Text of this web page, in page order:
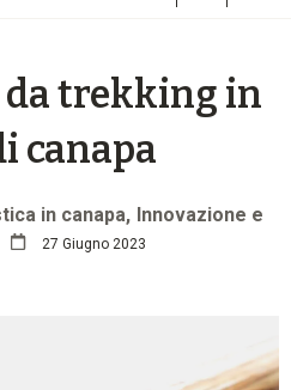
trekking in
canapa
in canapa
Innovazione e
27 Giugno 2023